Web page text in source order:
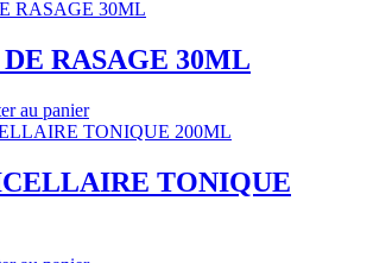
RASAGE 30ML
au panier
TONIQUE